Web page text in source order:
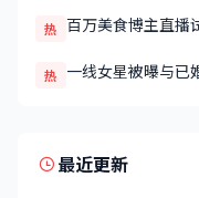
热 百万美食博主直播
热 一线女星被曝与已
最近更新